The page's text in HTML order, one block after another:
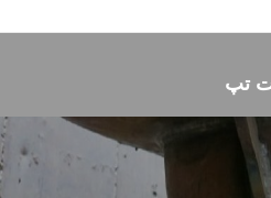
تپ